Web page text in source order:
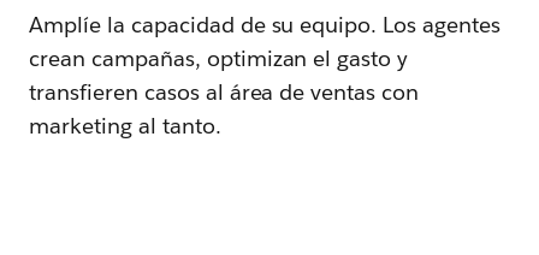
Amplíe la capacidad de su equipo. Los agentes
crean campañas, optimizan el gasto y
transfieren casos al área de ventas con
marketing al tanto.